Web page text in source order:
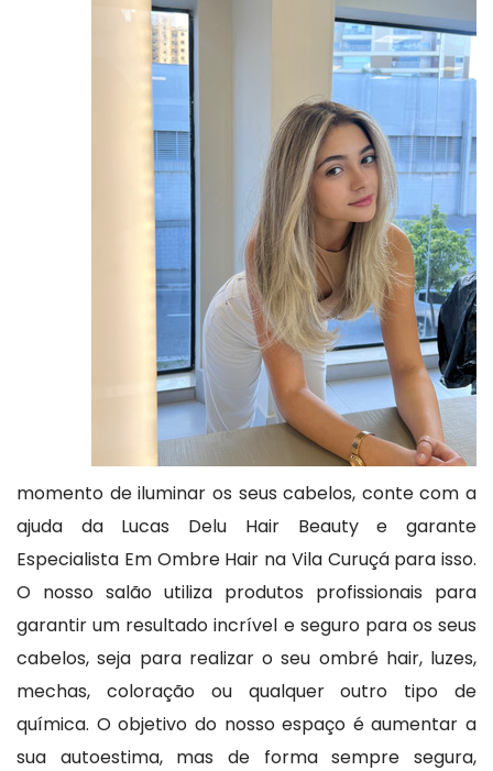
momento de iluminar os seus cabelos, conte com a
ajuda da Lucas Delu Hair Beauty e garante
Especialista Em Ombre Hair na Vila Curuçá para isso.
O nosso salão utiliza produtos profissionais para
garantir um resultado incrível e seguro para os seus
cabelos, seja para realizar o seu ombré hair, luzes,
mechas, coloração ou qualquer outro tipo de
química. O objetivo do nosso espaço é aumentar a
sua autoestima, mas de forma sempre segura,